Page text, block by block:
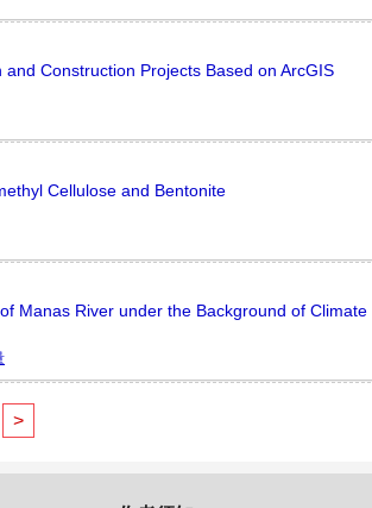
Construction Projects Based on ArcGIS
Cellulose and Bentonite
Manas River under the Background of Climate
>